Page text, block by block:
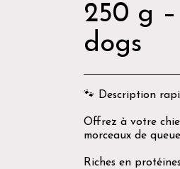
250 g
dogs
🐾 Description
Offrez à votre
morceaux de
Riches en